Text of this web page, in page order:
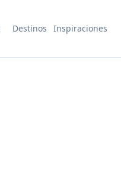
Destinos Inspiraciones